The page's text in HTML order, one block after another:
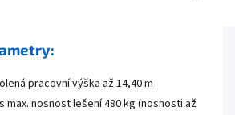
pracovní výška až 14,40 m
max. nosnost lešení 480 kg (nosnosti až